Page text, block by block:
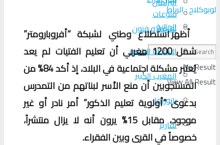
منوعات
ثقافة و فنون
No Result
View All Result
الجالية
السلطة الرابعة
المغرب الكبير
بانوراما
تقارير
لوبوكلاج : الرباط
أظهر استطلاع وطني لشبكة “أفروبارومتر”
شمل 1200 مغربي أن تعليم الفتيات لم يعد
يُعتبر مشكلة اجتماعية في البلاد، إذ أكد 84% من
المستجوبين أن منع الأسر لبناتهم من التمدرس
بدعوى “أولوية تعليم الذكور” أمر نادر أو غير
موجود، مقابل 15% يرون أنه لا يزال منتشراً،
خصوصاً في القرى وبين الفقراء.